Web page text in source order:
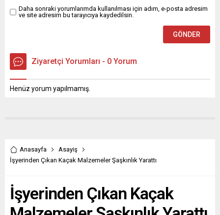
Daha sonraki yorumlarımda kullanılması için adım, e-posta adresim
ve site adresim bu tarayıcıya kaydedilsin.
Ziyaretçi Yorumları - 0 Yorum
Henüz yorum yapılmamış.
Anasayfa
Asayiş
İşyerinden Çıkan Kaçak Malzemeler Şaşkınlık Yarattı
İşyerinden Çıkan Kaçak